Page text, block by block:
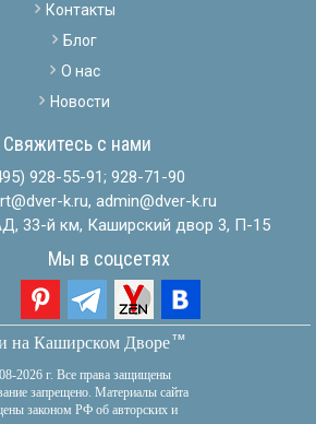
Контакты
Блог
О нас
Новости
Свяжитесь с нами
928-55-91; 928-71-90
k.ru, admin@dver-k.ru
33-й км, Каширский двор 3, П-15
Мы в соцсетях
на Каширском Дворетм
2026 г. Все права защищены
запрещено. Материалы сайта
законом РФ об авторских и